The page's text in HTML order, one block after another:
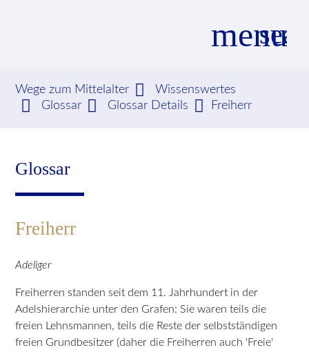
menu
Suchbegriffe SUCHEN
Wege zum Mittelalter
Wissenswertes
Glossar
Glossar Details Freiherr
Glossar
Freiherr
Adeliger
Freiherren standen seit dem 11. Jahrhundert in der
Adelshierarchie unter den Grafen: Sie waren teils die
freien Lehnsmannen, teils die Reste der selbstständigen
freien Grundbesitzer (daher die Freiherren auch 'Freie'